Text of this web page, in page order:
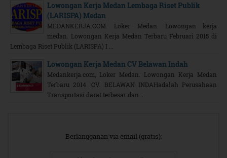
Lowongan Kerja Medan Lembaga Riset Publik
(LARISPA) Medan
MEDANKERJA.COM. Loker Medan. Lowongan kerja
medan. Lowongan Kerja Medan Terbaru Februari 2015 di
Lembaga Riset Publik (LARISPA) I ...
Lowongan Kerja Medan CV Belawan Indah
Medankerja.com, Loker Medan. Lowongan Kerja Medan
Terbaru 2014. CV. BELAWAN INDAHadalah Perusahaan
Transportasi darat terbesar dan ...
Berlangganan via email (gratis):